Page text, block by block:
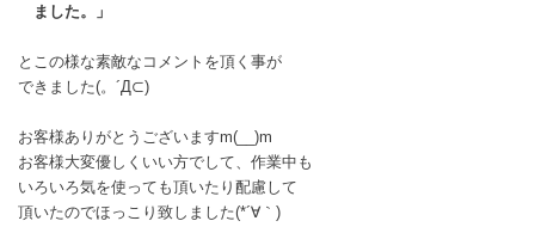
ました。」
とこの様な素敵なコメントを頂く事が
できました(。´Д⊂)
お客様ありがとうございますm(__)m
お客様大変優しくいい方でして、作業中も
いろいろ気を使っても頂いたり配慮して
頂いたのでほっこり致しました(*´∀｀)